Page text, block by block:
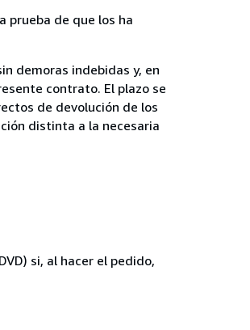
prueba de que los ha
demoras indebidas y, en
contrato. El plazo se
de devolución de los
distinta a la necesaria
si, al hacer el pedido,